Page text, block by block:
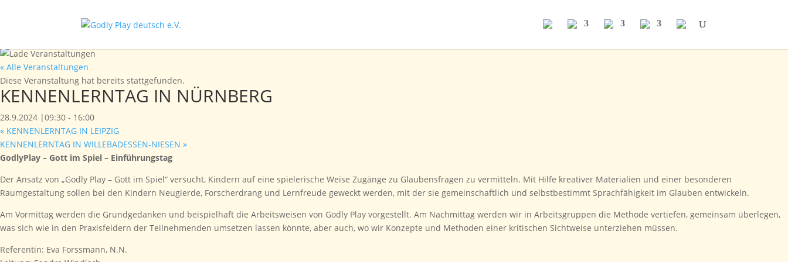
« Alle Veranstaltungen
Diese Veranstaltung hat bereits stattgefunden.
KENNENLERNTAG IN NÜRNBERG
28.9.2024 |09:30 - 16:00
« KENNENLERNTAG IN LEIPZIG
KENNENLERNTAG IN WILLEBADESSEN-NIESEN »
GodlyPlay – Gott im Spiel – Einführungstag
Der Ansatz von „Godly Play – Gott im Spiel“ versucht, Kindern auf eine spielerische Weise Zugänge zu Glaubensfragen zu vermitteln. Mit Hilfe kreativer Materialien und einer besonderen
Raumgestaltung sollen bei den Kindern Neugierde, Forscherdrang und Lernfreude geweckt werden, mit der sie gemeinschaftlich und selbstbestimmt Sprachfähigkeit im Glauben entwickeln.
Am Vormittag werden die Grundgedanken und beispielhaft die Arbeitsweisen von Godly Play vorgestellt. Am Nachmittag werden wir in Arbeitsgruppen die Methode vertiefen, gemeinsam überlegen,
was sich wie in den Praxisfeldern der Teilnehmenden umsetzen lassen könnte, aber auch, wo wir Konzepte und Methoden einer kritischen Sichtweise unterziehen müssen.
Referentin: Eva Forssmann, N.N.